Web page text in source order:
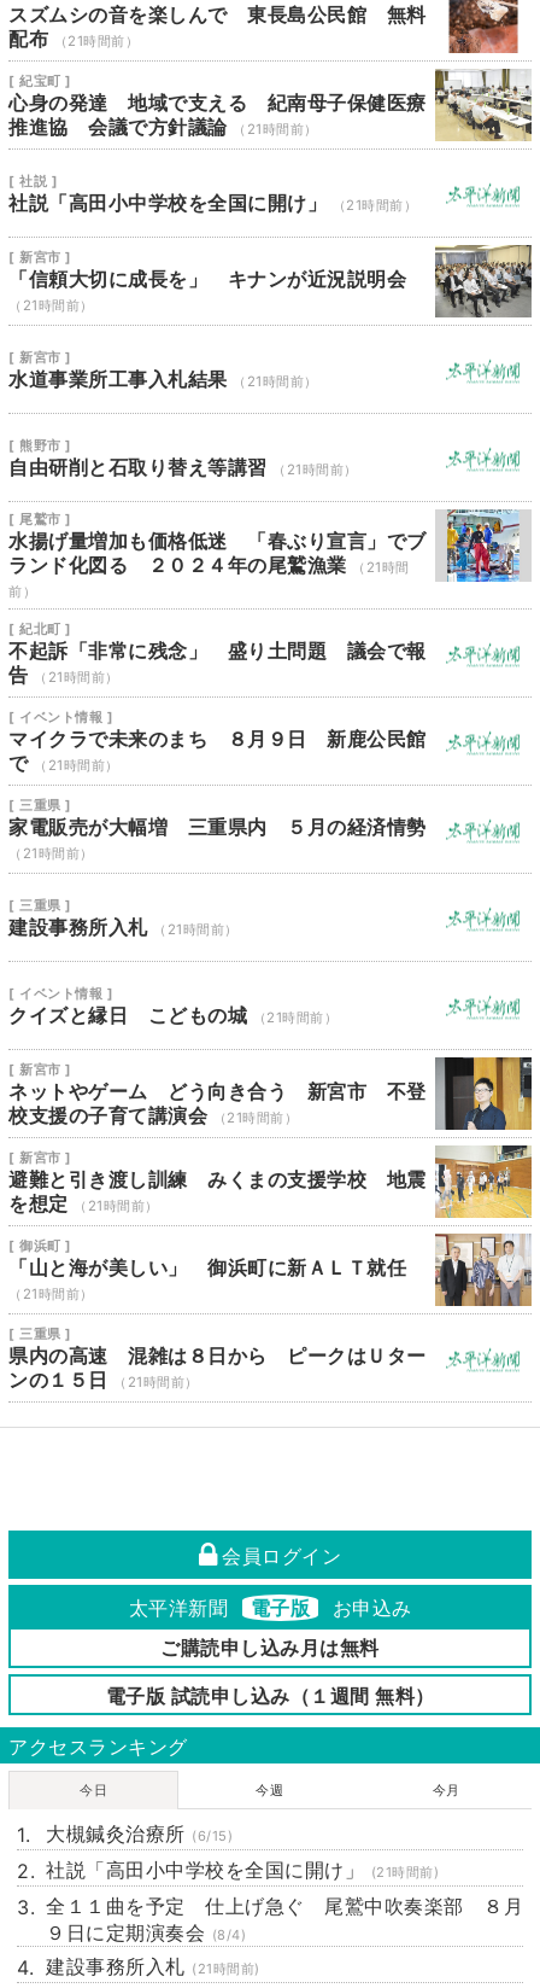
スズムシの音を楽しんで 東長島公民館 無料
配布
（21時間前）
[ 紀宝町 ]
心身の発達 地域で支える 紀南母子保健医療
推進協 会議で方針議論
（21時間前）
[ 社説 ]
社説「高田小中学校を全国に開け」 （21時間前）
[ 新宮市 ]
「信頼大切に成長を」 キナンが近況説明会
（21時間前）
[ 新宮市 ]
水道事業所工事入札結果 （21時間前）
[ 熊野市 ]
自由研削と石取り替え等講習 （21時間前）
[ 尾鷲市 ]
水揚げ量増加も価格低迷 「春ぶり宣言」でブ
ランド化図る ２０２４年の尾鷲漁業
（21時間
前）
[ 紀北町 ]
不起訴「非常に残念」 盛り土問題 議会で報
告
（21時間前）
[ イベント情報 ]
マイクラで未来のまち ８月９日 新鹿公民館
で
（21時間前）
[ 三重県 ]
家電販売が大幅増 三重県内 ５月の経済情勢
（21時間前）
[ 三重県 ]
建設事務所入札 （21時間前）
[ イベント情報 ]
クイズと縁日 こどもの城 （21時間前）
[ 新宮市 ]
ネットやゲーム どう向き合う 新宮市 不登
校支援の子育て講演会
（21時間前）
[ 新宮市 ]
避難と引き渡し訓練 みくまの支援学校 地震
を想定
（21時間前）
[ 御浜町 ]
「山と海が美しい」 御浜町に新ＡＬＴ就任
（21時間前）
[ 三重県 ]
県内の高速 混雑は８日から ピークはＵター
ンの１５日
（21時間前）
会員ログイン
太平洋新聞 電子版
お申込み
ご購読申し込み月は無料
電子版 試読申し込み（１週間 無料）
アクセスランキング
今日 今週 今月
大槻鍼灸治療所 (6/15)
社説「高田小中学校を全国に開け」 (21時間前)
全１１曲を予定 仕上げ急ぐ 尾鷲中吹奏楽部 ８月
９日に定期演奏会 (8/4)
建設事務所入札 (21時間前)